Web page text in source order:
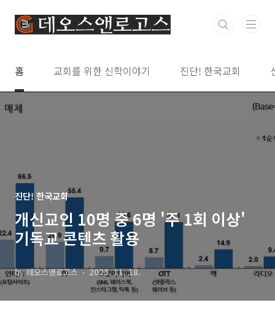
홈 교회를 위한 신학이야기 진단! 한국교회
진단! 한국교회
개신교인 10명 중 6명 '주 1회 이상'
기독교 콘텐츠 활용
by 데오스앤로고스 2023. 11. 18.